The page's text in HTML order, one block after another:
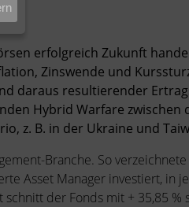
erfolgreich Zukunft
Zinswende und
daraus resultierender
Hybrid Warfare zwischen
z. B. in der Ukraine und
Branche. So verzeichnete
Asset Manager investiert, in
der Fonds mit + 35,85 %